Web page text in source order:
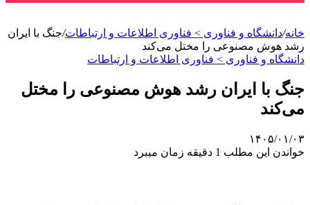
خانه/دانشگاه و فناوری > فناوری اطلاعات و ارتباطات/جنگ با ایران
رشد هوش مصنوعی را مختل می‌کند
دانشگاه و فناوری > فناوری اطلاعات و ارتباطات
جنگ با ایران رشد هوش مصنوعی را مختل
می‌کند
۱۴۰۵/۰۱/۰۳
خواندن این مطلب 1 دقیقه زمان میبرد